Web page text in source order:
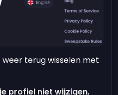
terug wisselen met
profiel niet wijzigen,